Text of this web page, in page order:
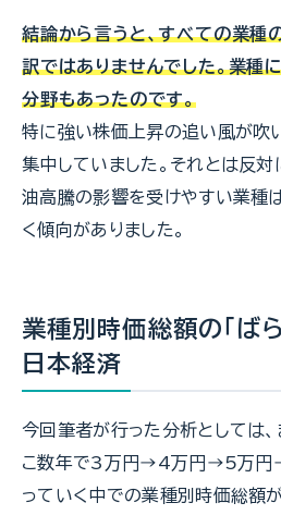
結論から言うと、すべての業種
訳ではありませんでした。業種
分野もあったのです。
特に強い株価上昇の追い風が吹
集中していました。それとは反対
油高騰の影響を受けやすい業種
く傾向がありました。
業種別時価総額の「ば
日本経済
今回筆者が行った分析としては
こ数年で3万円→4万円→5万円
っていく中での業種別時価総額